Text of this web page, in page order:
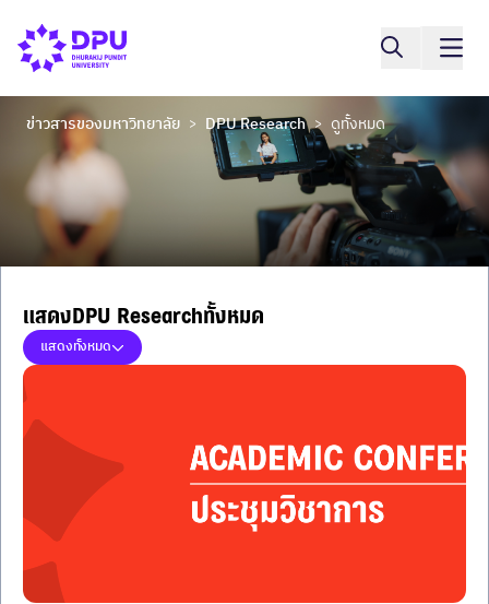
ข่าวสารของมหาวิทยาลัย > DPU Research > ดูทั้งหมด
แสดงDPU Researchทั้งหมด
แสดงทั้งหมด